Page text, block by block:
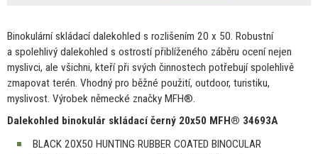
Binokulární skládací dalekohled s rozlišením 20 x 50. Robustní
a spolehlivý dalekohled s ostrostí přiblíženého záběru ocení nejen
myslivci, ale všichni, kteří při svých činnostech potřebují spolehlivě
zmapovat terén. Vhodný pro běžné použití, outdoor, turistiku,
myslivost. Výrobek německé značky MFH®.
Dalekohled binokulár skládací černý 20x50 MFH® 34693A
BLACK 20X50 HUNTING RUBBER COATED BINOCULAR